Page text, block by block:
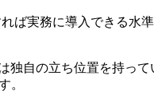
務に導入できる水準
自の立ち位置を持っ
。